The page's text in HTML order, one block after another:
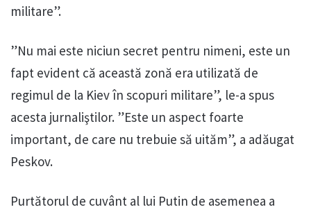
militare”.
”Nu mai este niciun secret pentru nimeni, este un
fapt evident că această zonă era utilizată de
regimul de la Kiev în scopuri militare”, le-a spus
acesta jurnaliştilor. ”Este un aspect foarte
important, de care nu trebuie să uităm”, a adăugat
Peskov.
Purtătorul de cuvânt al lui Putin de asemenea a